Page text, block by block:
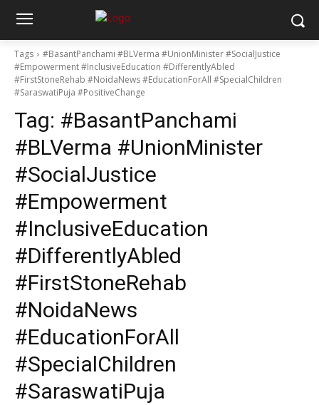
Tags
#BasantPanchami #BLVerma #UnionMinister #SocialJustice
#Empowerment #InclusiveEducation #DifferentlyAbled
#FirstStoneRehab #NoidaNews #EducationForAll #SpecialChildren
#SaraswatiPuja #PositiveChange
Tag: #BasantPanchami
#BLVerma #UnionMinister
#SocialJustice
#Empowerment
#InclusiveEducation
#DifferentlyAbled
#FirstStoneRehab
#NoidaNews
#EducationForAll
#SpecialChildren
#SaraswatiPuja